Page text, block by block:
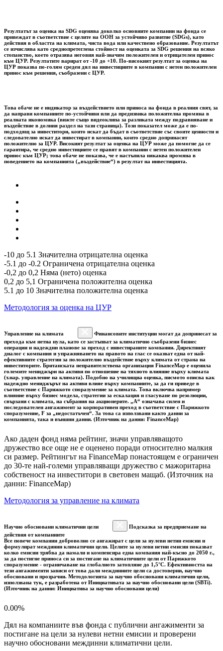
Резултатът за оценка на SDG оценява доколко основните компании на фонда се
привеждат в съответствие с целите на ООН за устойчиво развитие (SDGs), като
действия в областта на климата, чиста вода или качествено образование. Резултатът
се изчислява като среднопретеглена стойност на оценката за SDG решения на всяко
стопанство, което отразява неговия най-значим положителен и отрицателен принос
към ЦУР. Резултатите варират от -10 до +10. По-високият резултат за оценка на
ЦУР показва по-голям среден дял на инвестициите в компании с нетен положителен
принос към решения, съобразени с ЦУР.
Това обаче не е индикатор за въздействието или приноса на фонда в реалния свят, за
да направи компаниите по-устойчиви или да предизвика положителна промяна в
реалната икономика (вижте също видеоклипа за разликата между подравняване и
въздействие в долния раздел на тази страница). Този показател може да е по-
подходящ за инвеститори, които искат да бъдат в съответствие със своите ценности и
следователно искат да инвестират в компании, които средно допринасят
положително за ЦУР. Високият резултат за оценка на ЦУР може да помогне да се
гарантира, че средно инвестициите се правят в компании с нетен положителен
принос към ЦУР; това обаче не показва, че е настъпила някаква промяна в
поведението на компанията („въздействие“) в резултат на инвестицията.
-10 до 5.1 Значителна отрицателна оценка
-5.1 до -0.2 Ограничена отрицателна оценка
-0,2 до 0,2 Няма (нето) оценка
0,2 до 5,1 Ограничена положителна оценка
5.1 до 10 Значителна положителна оценка
Методология за оценка на ЦУР
Управление на климата
Финансовите институции могат да допринесат за
прехода към нетна нула, като се застъпват за климатично съобразени бизнес
операции и надеждни планове за преход с инвестираните компании. Директният
диалог с компания и упражняването на правото на глас се оказват една от най-
ефективните стратегии за положително въздействие върху климата от страна на
инвеститорите. Британската неправителствена организация FinanceMap е оценила
големите мениджъри на активи по отношение на тяхното влияние върху климата
(т.нар. управление на климата). Подобно на училищна оценка, писмото описва как
надеждно мениджърът на активи влияе върху компаниите, за да ги приведе в
съответствие с Парижкото споразумение за климата. Това включва например
влияние върху бизнес модела, стратегии за ескалация и гласуване по резолюции,
свързани с климата, на събрания на акционерите. „A“ означава силен и
последователен ангажимент за корпоративен преход в съответствие с Парижкото
споразумение, F за „недостатъчен“. За това са използвани както данни за
компанията, така и външни данни. (Източник на данни: FinanceMap)
Ако даден фонд няма рейтинг, значи управляващото
дружество все още не е оценено поради относително малкия
си размер. Рейтингът на FinanceMap понастоящем е ограничен
до 30-те най-големи управляващи дружество с мажоритарна
собственост на инвеститори в световен мащаб. (Източник на
данни: FinanceMap)
Методология за управление на климата
Научно обосновани климатични цели
Подсказка за предприемане на
действия от компаниите
Все повече компании доброволно се ангажират с цели за нулеви нетни емисии и
формулират междинни климатични цели. Целите за нулеви нетни емисии показват
колко емисии трябва да намали и компенсира една компания най-късно до 2050 г.,
за да постигне приноса си за постигане на климатичните цели от Парижкото
споразумение - ограничаване на глобалното затопляне до 1,5°C. Ефективността на
тези ангажименти зависи от това дали междинните цели са достоверни, научно
обосновани и прозрачни. Методологията за научно обосновани климатични цели,
използвана тук, е разработена от Инициативата за научно обосновани цели (SBTi).
(Източник на данни: Инициатива за научно обосновани цели)
0.00%
Дял на компаниите във фонда с публични ангажименти за
постигане на цели за нулеви нетни емисии и проверени
научно обосновани междинни климатични цели.